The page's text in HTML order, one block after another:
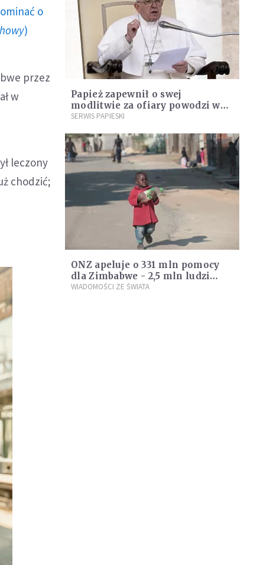
o
)
przez
w
leczony
chodzić;
Papież zapewnił o swej
modlitwie za ofiary powodzi w
Mozambiku, Zimbabwe i Malawi
SERWIS PAPIESKI
ONZ apeluje o 331 mln pomocy
dla Zimbabwe - 2,5 mln ludzi
grozi głód
WIADOMOŚCI ZE ŚWIATA